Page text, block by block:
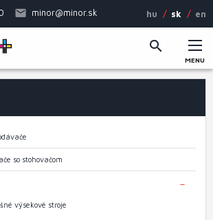
minor@minor.sk hu sk en
MENU
so stohovačom
výsekové stroje